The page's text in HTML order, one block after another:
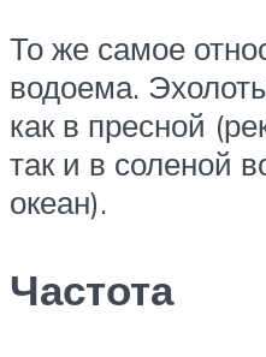
То же самое
водоема.
как в пресной
так и в соленой
океан).
Частота